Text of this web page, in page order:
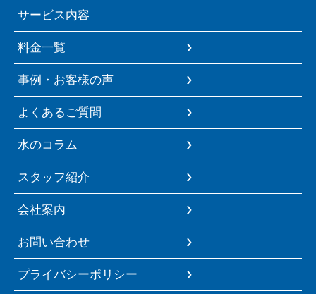
サービス内容
料金一覧
事例・お客様の声
よくあるご質問
水のコラム
スタッフ紹介
会社案内
お問い合わせ
プライバシーポリシー